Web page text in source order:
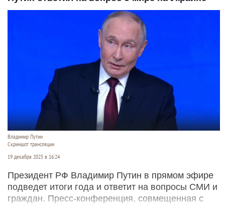
Владимир Путин
Скриншот трансляции
19 декабря 2025 в 16:24
Президент РФ Владимир Путин в прямом эфире
подведет итоги года и ответит на вопросы СМИ и
граждан. Пресс-конференция, совмещенная с